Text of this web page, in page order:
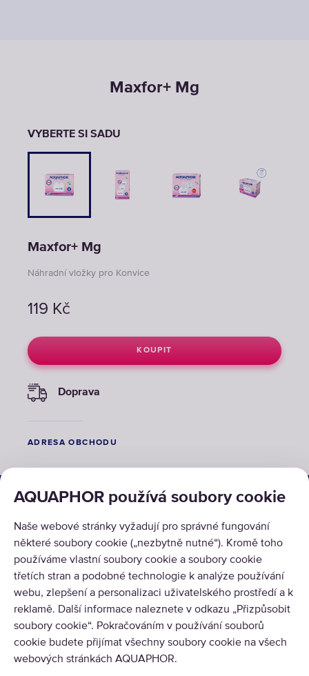
Maxfor+ Mg
VYBERTE SI SADU
Maxfor+ Mg
Náhradní vložky pro Konvice
119 Kč
KOUPIT
Doprava
ADRESA OBCHODU
AQUAPHOR používá soubory cookie
Naše webové stránky vyžadují pro správné fungování
některé soubory cookie („nezbytně nutné“). Kromě toho
používáme vlastní soubory cookie a soubory cookie
třetích stran a podobné technologie k analýze používání
webu, zlepšení a personalizaci uživatelského prostředí a k
reklamě. Další informace naleznete v odkazu „Přizpůsobit
soubory cookie“. Pokračováním v používání souborů
cookie budete přijímat všechny soubory cookie na všech
webových stránkách AQUAPHOR.
ŘEŠENÍ
PRODUKTY
O NÁS
Všechna práva vyhrazena.